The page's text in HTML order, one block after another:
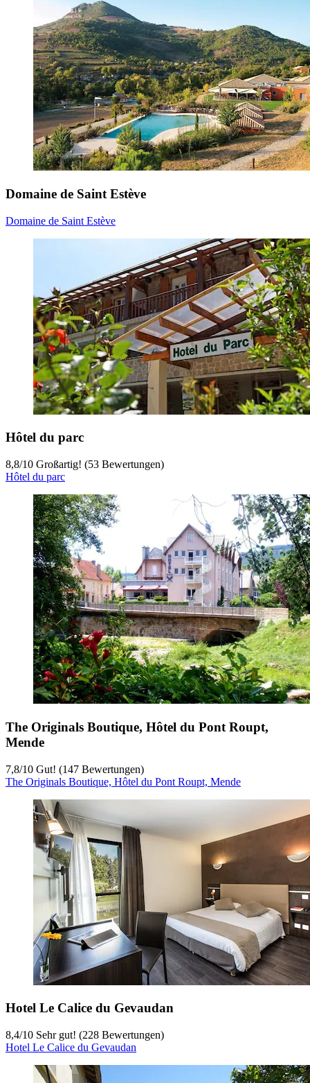
Domaine de Saint Estève
Domaine de Saint Estève
Hôtel du parc
8,8/10 Großartig! (53 Bewertungen)
Hôtel du parc
The Originals Boutique, Hôtel du Pont Roupt,
Mende
7,8/10 Gut! (147 Bewertungen)
The Originals Boutique, Hôtel du Pont Roupt, Mende
Hotel Le Calice du Gevaudan
8,4/10 Sehr gut! (228 Bewertungen)
Hotel Le Calice du Gevaudan